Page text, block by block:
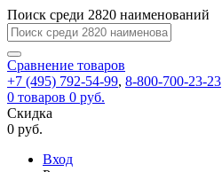
Ок
Запомнить
меня
Забыли
указанный
электронный
адрес,
перейдя
по
которой
вы
новый
Перейдите
по
для
смены
пароля.
Сменить
Сообщение
пользовательского
соглашения
Поиск среди 2820 наименований
Сравнение товаров
+7 (495) 792-54-99, 8-800-700-23-23
0 товаров 0 руб.
Скидка
0 руб.
Вход